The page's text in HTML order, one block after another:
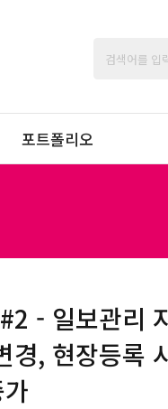
포트폴리오
- 일보관리
경, 현장등록